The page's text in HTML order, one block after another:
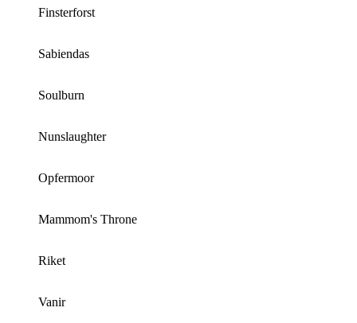
Finsterforst
Sabiendas
Soulburn
Nunslaughter
Opfermoor
Mammom's Throne
Riket
Vanir